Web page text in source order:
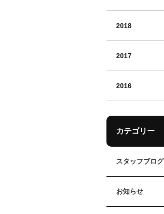
2018
2017
2016
カテゴリー
スタッフブログ
お知らせ